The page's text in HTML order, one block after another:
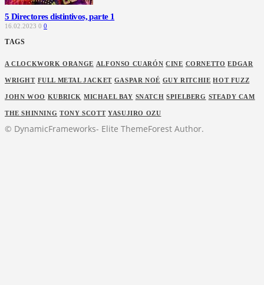
5 Directores distintivos, parte 1
16.02.2023 0 0
TAGS
A CLOCKWORK ORANGE ALFONSO CUARÓN CINE CORNETTO EDGAR
WRIGHT FULL METAL JACKET GASPAR NOÉ GUY RITCHIE HOT FUZZ
JOHN WOO KUBRICK MICHAEL BAY SNATCH SPIELBERG STEADY CAM
THE SHINNING TONY SCOTT YASUJIRO OZU
© DynamicFrameworks- Elite ThemeForest Author.